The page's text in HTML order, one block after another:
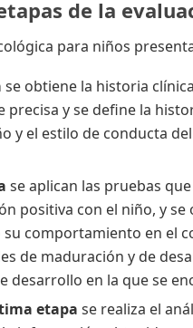
de la
para niños
se obtiene la historia
precisa y se define la
y el estilo de conducta
se aplican las pruebas
positiva con el niño, y
comportamiento en el
de maduración y de
desarrollo en la que se
etapa se realiza el